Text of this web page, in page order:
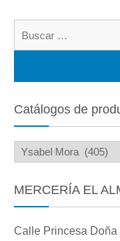
Catálogos de
MERCERÍA EL
Calle Princesa Doña